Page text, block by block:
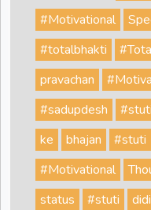
#Motivational
#totalbhakti
pravachan
#sadupdesh
#stuti
ke
bhajan #stuti
#Motivational
status
#stuti didi